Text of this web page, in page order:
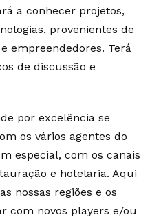
a conhecer projetos,
provenientes de
empreendedores. Terá
de discussão e
por excelência se
os vários agentes do
especial, com os canais
e hotelaria. Aqui
nossas regiões e os
com novos players e/ou